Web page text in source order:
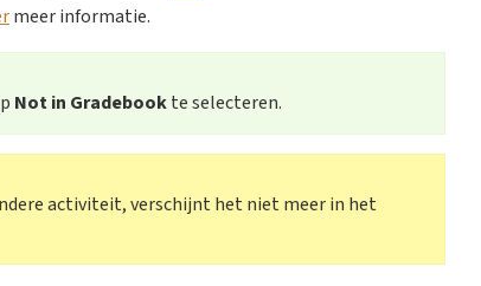
meer informatie.
Not in Gradebookte selecteren.
activiteit, verschijnt het niet meer in het